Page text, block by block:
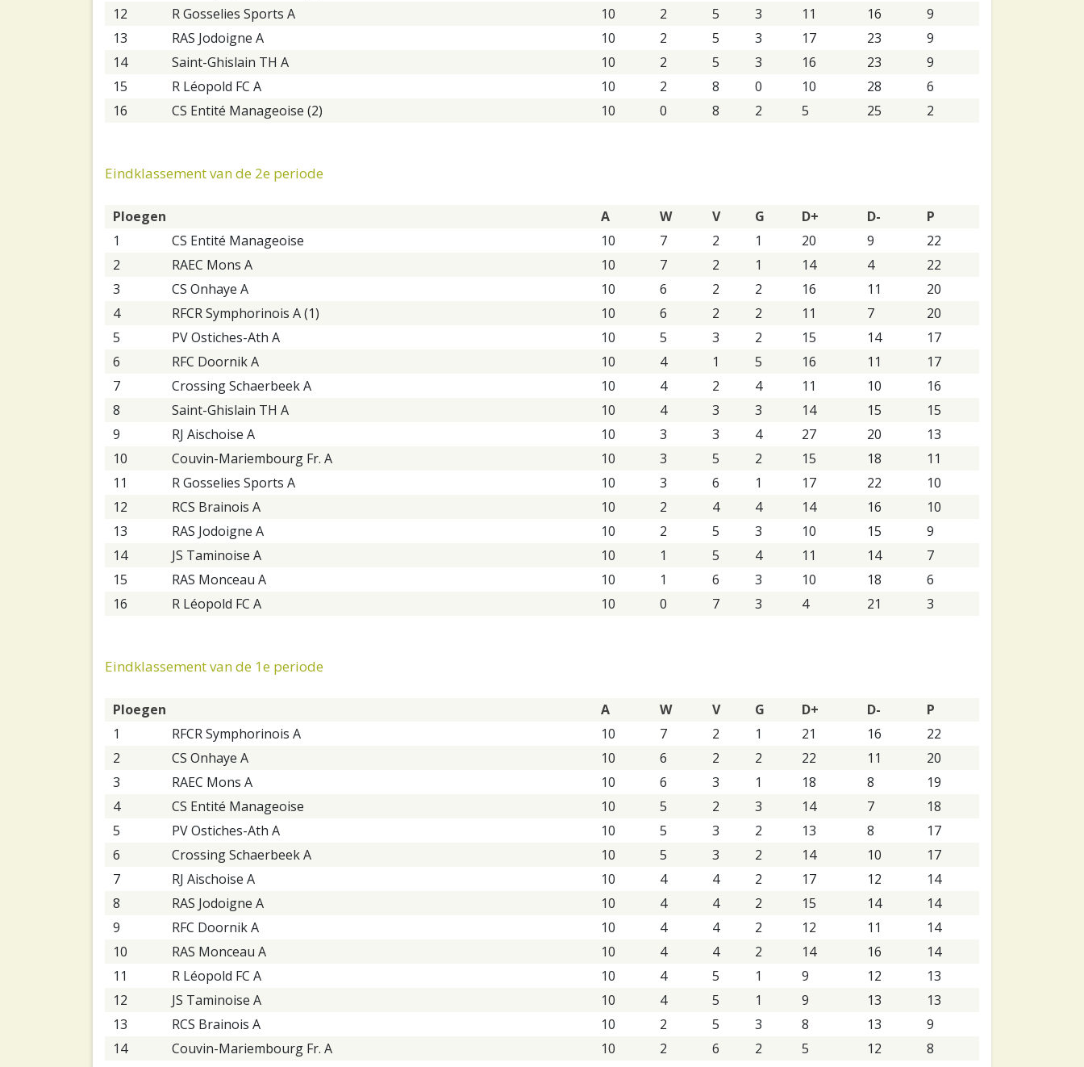
12
R Gosselies Sports A 10 2 5 3 11 16
9
13
RAS Jodoigne A 10 2 5 3 17 23
9
14
Saint-Ghislain TH A 10 2 5 3 16 23
9
15
R Léopold FC A 10 2 8 0 10 28
6
16
CS Entité Manageoise (2) 10 0 8 2 5 25 2
Eindklassement van de 2e periode
Ploegen A W V G D+ D-
P
1
CS Entité Manageoise 10 7 2 1 20 9
22
2
RAEC Mons A 10 7 2 1 14 4
22
3
CS Onhaye A 10 6 2 2 16 11
20
4
RFCR Symphorinois A (1) 10 6 2 2 11 7
20
5
PV Ostiches-Ath A 10 5 3 2 15 14
17
6
RFC Doornik A 10 4 1 5 16 11
17
7
Crossing Schaerbeek A 10 4 2 4 11 10
16
8
Saint-Ghislain TH A 10 4 3 3 14 15
15
9
RJ Aischoise A 10 3 3 4 27 20
13
10
Couvin-Mariembourg Fr. A 10 3 5 2 15 18
11
11
R Gosselies Sports A 10 3 6 1 17 22
10
12
RCS Brainois A 10 2 4 4 14 16
10
13
RAS Jodoigne A 10 2 5 3 10 15
9
14
JS Taminoise A 10 1 5 4 11 14
7
15
RAS Monceau A 10 1 6 3 10 18
6
16
R Léopold FC A 10 0 7 3 4 21 3
Eindklassement van de 1e periode
Ploegen A W V G D+ D-
P
1
RFCR Symphorinois A 10 7 2 1 21 16
22
2
CS Onhaye A 10 6 2 2 22 11
20
3
RAEC Mons A 10 6 3 1 18 8
19
4
CS Entité Manageoise 10 5 2 3 14 7
18
5
PV Ostiches-Ath A 10 5 3 2 13 8
17
6
Crossing Schaerbeek A 10 5 3 2 14 10
17
7
RJ Aischoise A 10 4 4 2 17 12
14
8
RAS Jodoigne A 10 4 4 2 15 14
14
9
RFC Doornik A 10 4 4 2 12 11
14
10
RAS Monceau A 10 4 4 2 14 16
14
11
R Léopold FC A 10 4 5 1 9 12
13
12
JS Taminoise A 10 4 5 1 9 13
13
13
RCS Brainois A 10 2 5 3 8 13
9
14
Couvin-Mariembourg Fr. A 10 2 6 2 5 12
8